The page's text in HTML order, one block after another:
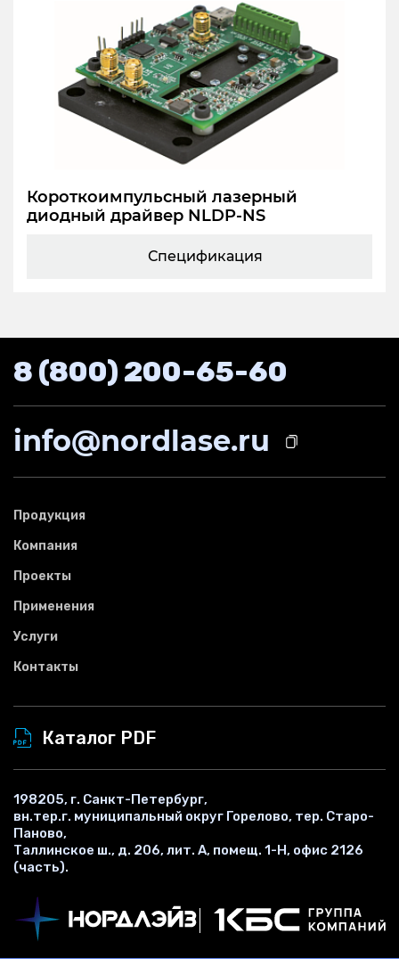
Короткоимпульсный лазерный
диодный драйвер NLDP-NS
Спецификация
8 (800) 200-65-60
info@nordlase.ru
Продукция
Компания
Проекты
Применения
Услуги
Контакты
Каталог PDF
198205, г. Санкт-Петербург,
вн.тер.г. муниципальный округ Горелово, тер. Старо-
Паново,
Таллинское ш., д. 206, лит. А, помещ. 1-Н, офис 2126
(часть).